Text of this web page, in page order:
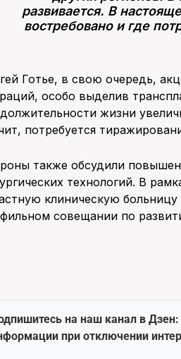
развивается. В
востребовано и где
Готье, в свою очередь,
особо выделив
жизни
потребуется
также обсудили
технологий. В
клиническую
совещании по
на наш канал в Дзен:
при отключении